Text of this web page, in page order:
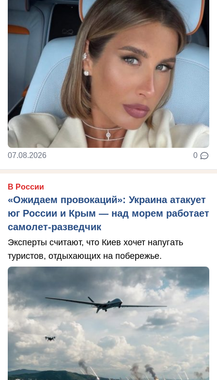
07.08.2026 0
В России
«Ожидаем провокаций»: Украина атакует
юг России и Крым — над морем работает
самолет-разведчик
Эксперты считают, что Киев хочет напугать
туристов, отдыхающих на побережье.